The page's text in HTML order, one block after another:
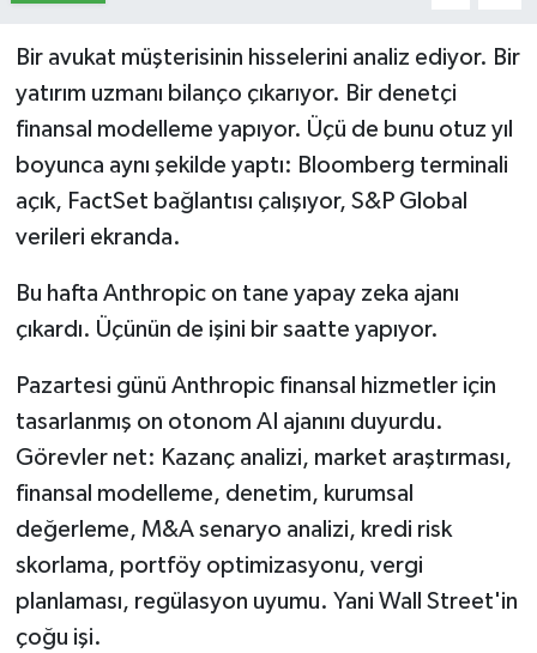
Bir avukat müşterisinin hisselerini analiz ediyor. Bir
yatırım uzmanı bilanço çıkarıyor. Bir denetçi
finansal modelleme yapıyor. Üçü de bunu otuz yıl
boyunca aynı şekilde yaptı: Bloomberg terminali
açık, FactSet bağlantısı çalışıyor, S&P Global
verileri ekranda.
Bu hafta Anthropic on tane yapay zeka ajanı
çıkardı. Üçünün de işini bir saatte yapıyor.
Pazartesi günü Anthropic finansal hizmetler için
tasarlanmış on otonom AI ajanını duyurdu.
Görevler net: Kazanç analizi, market araştırması,
finansal modelleme, denetim, kurumsal
değerleme, M&A senaryo analizi, kredi risk
skorlama, portföy optimizasyonu, vergi
planlaması, regülasyon uyumu. Yani Wall Street'in
çoğu işi.